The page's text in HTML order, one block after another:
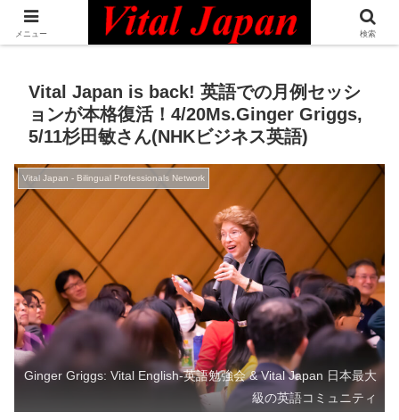
日本最大級の英語コミュニティ・Bilingual Professionals Network
Vital Japan is back! 英語での月例セッシ
ョンが本格復活！4/20Ms.Ginger Griggs,
5/11杉田敏さん(NHKビジネス英語)
Vital Japan - Bilingual Professionals Network
Ginger Griggs: Vital English-英語勉強会 & Vital Japan 日本最大
級の英語コミュニティ
メニュー 検索